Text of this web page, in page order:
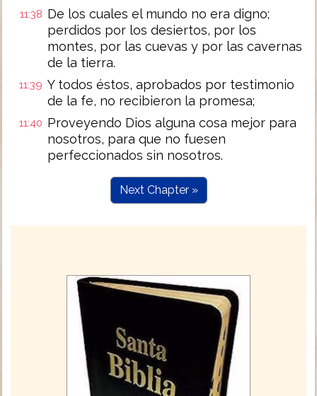
11:38 De los cuales el mundo no era digno;
perdidos por los desiertos, por los
montes, por las cuevas y por las cavernas
de la tierra.
11:39 Y todos éstos, aprobados por testimonio
de la fe, no recibieron la promesa;
11:40 Proveyendo Dios alguna cosa mejor para
nosotros, para que no fuesen
perfeccionados sin nosotros.
Next Chapter »